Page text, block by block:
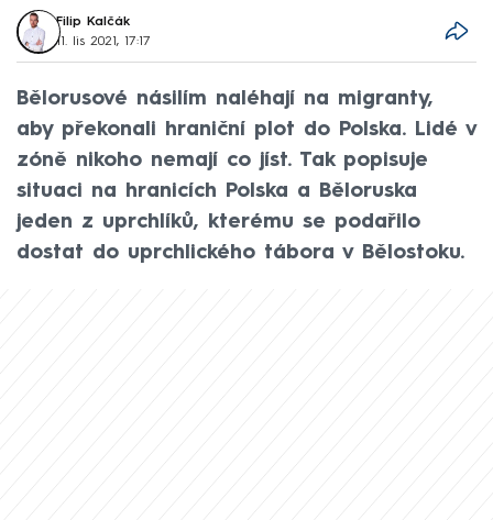
Filip Kalčák
11. lis 2021, 17:17
Bělorusové násilím naléhají na migranty,
aby překonali hraniční plot do Polska. Lidé v
zóně nikoho nemají co jíst. Tak popisuje
situaci na hranicích Polska a Běloruska
jeden z uprchlíků, kterému se podařilo
dostat do uprchlického tábora v Bělostoku.